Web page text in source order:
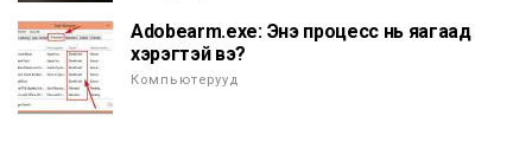
Adobearm.exe: Энэ процесс нь яагаад
хэрэгтэй вэ?
Компьютерууд